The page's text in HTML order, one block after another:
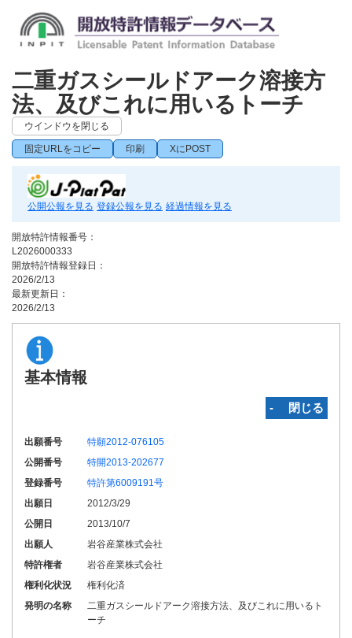
二重ガスシールドアーク溶接方
法、及びこれに用いるトーチ
ウインドウを閉じる
固定URLをコピー 印刷 XにPOST
公開公報を見る 登録公報を見る 経過情報を見る
開放特許情報番号：
L2026000333
開放特許情報登録日：
2026/2/13
最新更新日：
2026/2/13
基本情報
‐ 閉じる
出願番号
特願2012-076105
公開番号
特開2013-202677
登録番号
特許第6009191号
出願日
2012/3/29
公開日
2013/10/7
出願人
岩谷産業株式会社
特許権者
岩谷産業株式会社
権利化状況
権利化済
発明の名称
二重ガスシールドアーク溶接方法、及びこれに用いるト
ーチ